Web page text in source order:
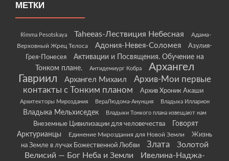
МЕТКИ
Rimma Pesotskaya Taheeas-Лествиция Небесная
Адама-
Верховный Жрец Телоса
Адония-Невея-Соломея
Азулия-
Грея-Понесея
Активации и Посвящения. Обучение на
Тонком плане.
Антидемиург Кобра
Архангел
Гавриил
Архангел Михаил
Архив-Мои первые
контакты с Тонким планом
Архив Хроник Акаши
Архитекторы Мироздания ВераЛюдома-Анунция Владыка Илларион
Владыка Мельхиседек Владыки Тонкого плана извещают нам
Внеземные Цивилизации для человечества
Говорят
Арктурианцы
Единение Мироздания для Новой Земли
Жизнь
на Земле в лучах Божественной Любви
Злата
Золотой
Велисий — Бог Неба и Земли
Ивелина-Наджа-